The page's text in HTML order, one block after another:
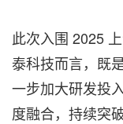
此次入围 2025
泰科技而言，既
一步加大研发投
度融合，持续突